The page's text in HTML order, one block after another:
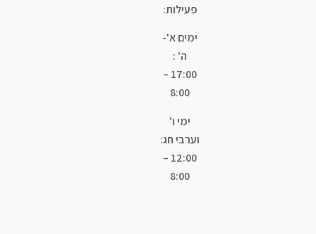
פעילות:
ימים א'-
ה' :
17:00 –
8:00
ימי ו'
וערבי חג:
12:00 –
8:00